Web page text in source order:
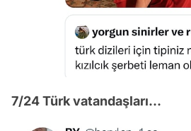
7/24 Türk vatandaşları...